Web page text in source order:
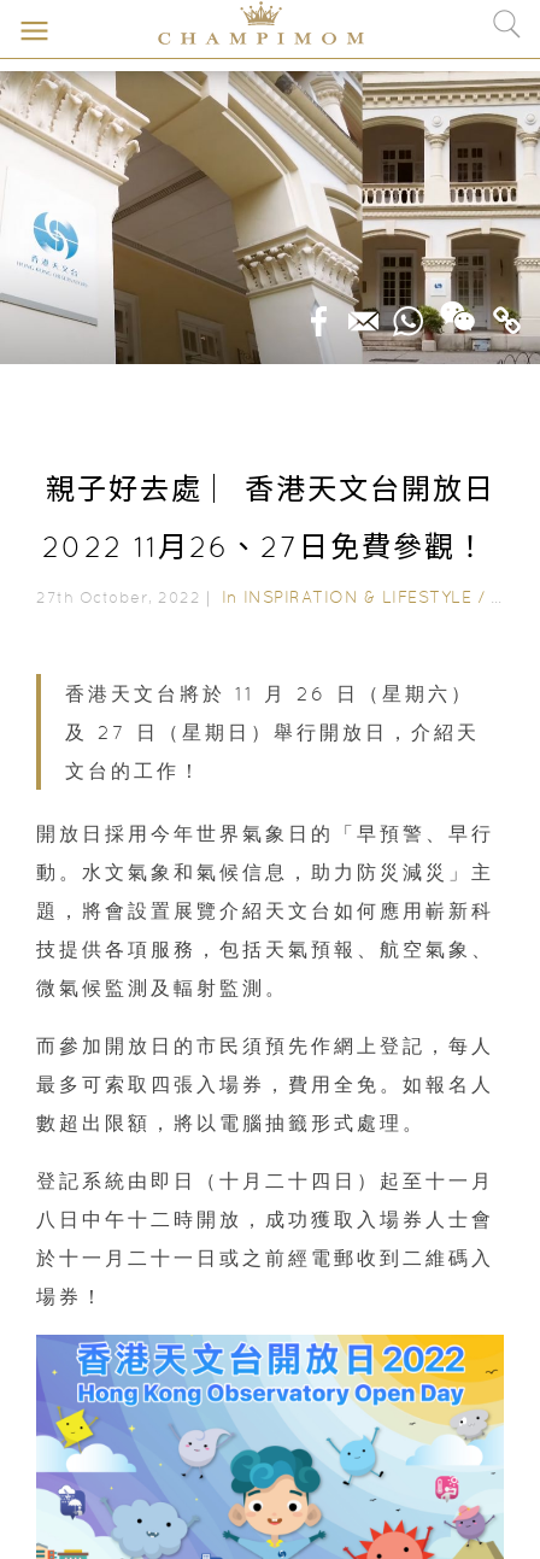
親子好去處 ︳香港天文台開放日
2022 11月26、27日免費參觀！
27th October, 2022｜ In INSPIRATION & LIFESTYLE /
香港天文台將於 11 月 26 日（星期六）
及 27 日（星期日）舉行開放日，介紹天
文台的工作！
開放日採用今年世界氣象日的「早預警、早行
動。水文氣象和氣候信息，助力防災減災」主
題，將會設置展覽介紹天文台如何應用嶄新科
技提供各項服務，包括天氣預報、航空氣象、
微氣候監測及輻射監測。
而參加開放日的市民須預先作網上登記，每人
最多可索取四張入場券，費用全免。如報名人
數超出限額，將以電腦抽籤形式處理。
登記系統由即日（十月二十四日）起至十一月
八日中午十二時開放，成功獲取入場券人士會
於十一月二十一日或之前經電郵收到二維碼入
場券！